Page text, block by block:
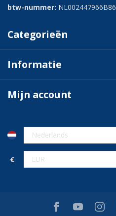
btw-nummer: NL002447966B86
Categorieën
Informatie
Mijn account
€